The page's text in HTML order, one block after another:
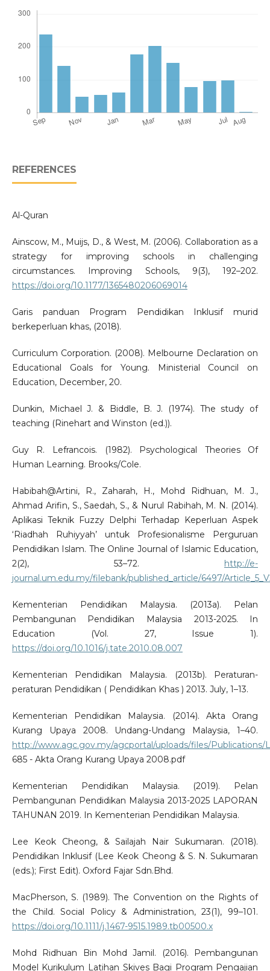
REFERENCES
Al-Quran
Ainscow, M., Muijs, D., & West, M. (2006). Collaboration as a
strategy for improving schools in challenging
circumstances. Improving Schools, 9(3), 192–202.
https://doi.org/10.1177/1365480206069014
Garis panduan Program Pendidikan Inklusif murid
berkeperluan khas, (2018).
Curriculum Corporation. (2008). Melbourne Declaration on
Educational Goals for Young. Ministerial Council on
Education, December, 20.
Dunkin, Michael J. & Biddle, B. J. (1974). The study of
teaching (Rinehart and Winston (ed.)).
Guy R. Lefrancois. (1982). Psychological Theories Of
Human Learning. Brooks/Cole.
Habibah@Artini, R., Zaharah, H., Mohd Ridhuan, M. J.,
Ahmad Arifin, S., Saedah, S., & Nurul Rabihah, M. N. (2014).
Aplikasi Teknik Fuzzy Delphi Terhadap Keperluan Aspek
‘Riadhah Ruhiyyah’ untuk Profesionalisme Perguruan
Pendidikan Islam. The Online Journal of Islamic Education,
2(2), 53–72.
http://e-
journal.um.edu.my/filebank/published_article/6497/
Kementerian Pendidikan Malaysia. (2013a). Pelan
Pembangunan Pendidikan Malaysia 2013-2025. In
Education (Vol. 27, Issue 1).
https://doi.org/10.1016/j.tate.2010.08.007
Kementerian Pendidikan Malaysia. (2013b). Peraturan-
peraturan Pendidikan ( Pendidikan Khas ) 2013. July, 1–13.
Kementerian Pendidikan Malaysia. (2014). Akta Orang
Kurang Upaya 2008. Undang-Undang Malaysia, 1–40.
http://www.agc.gov.my/agcportal/uploads/files/Publications/
685 - Akta Orang Kurang Upaya 2008.pdf
Kementerian Pendidikan Malaysia. (2019). Pelan
Pembangunan Pendidikan Malaysia 2013-2025 LAPORAN
TAHUNAN 2019. In Kementerian Pendidikan Malaysia.
Lee Keok Cheong, & Sailajah Nair Sukumaran. (2018).
Pendidikan Inklusif (Lee Keok Cheong & S. N. Sukumaran
(eds.); First Edit). Oxford Fajar Sdn.Bhd.
MacPherson, S. (1989). The Convention on the Rights of
the Child. Social Policy & Administration, 23(1), 99–101.
https://doi.org/10.1111/j.1467-9515.1989.tb00500.x
Mohd Ridhuan Bin Mohd Jamil. (2016). Pembangunan
Model Kurikulum Latihan Skives Bagi Program Pengajian